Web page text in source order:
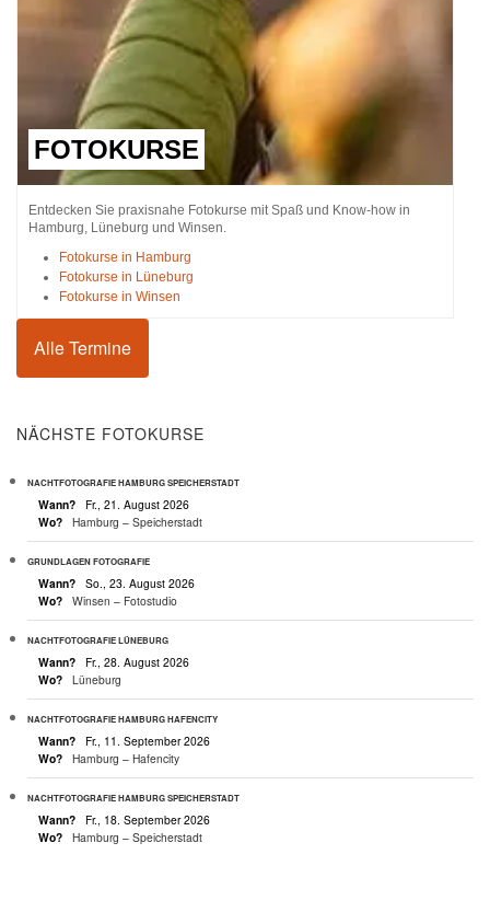
FOTOKURSE
Entdecken Sie praxisnahe Fotokurse mit Spaß und Know-how in
Hamburg, Lüneburg und Winsen.
Fotokurse in Hamburg
Fotokurse in Lüneburg
Fotokurse in Winsen
Alle Termine
NÄCHSTE FOTOKURSE
NACHTFOTOGRAFIE HAMBURG SPEICHERSTADT
Wann?
Fr., 21. August 2026
Wo?
Hamburg – Speicherstadt
GRUNDLAGEN FOTOGRAFIE
Wann?
So., 23. August 2026
Wo?
Winsen – Fotostudio
NACHTFOTOGRAFIE LÜNEBURG
Wann?
Fr., 28. August 2026
Wo?
Lüneburg
NACHTFOTOGRAFIE HAMBURG HAFENCITY
Wann?
Fr., 11. September 2026
Wo?
Hamburg – Hafencity
NACHTFOTOGRAFIE HAMBURG SPEICHERSTADT
Wann?
Fr., 18. September 2026
Wo?
Hamburg – Speicherstadt